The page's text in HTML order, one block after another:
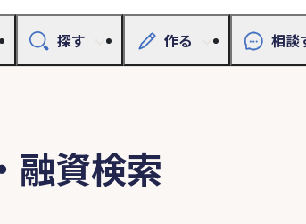
探す 作る 相談
融資検索